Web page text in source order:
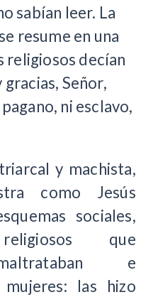
sabían leer. La
resume en una
religiosos decían
gracias, Señor,
ni esclavo,
y machista,
como Jesús
sociales,
que
e
las hizo